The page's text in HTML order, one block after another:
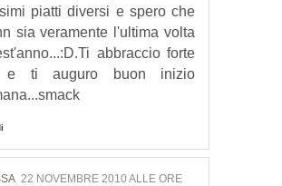
piatti diversi e spero che
sia veramente l'ultima volta
abbraccio forte
e ti auguro buon inizio
22 NOVEMBRE 2010 ALLE ORE